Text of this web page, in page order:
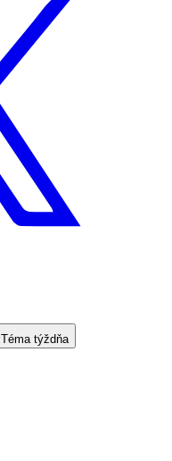
Téma týždňa